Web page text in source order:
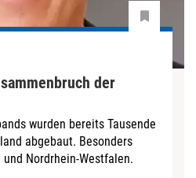
der
wurden bereits Tausende
abgebaut. Besonders
Nordrhein-Westfalen.